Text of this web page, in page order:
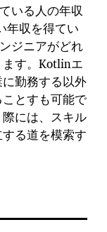
いる人の年収
年収を得てい
ジニアがどれ
す。Kotlinエ
勤務する以外
とすも可能で
には、スキル
る道を模索す